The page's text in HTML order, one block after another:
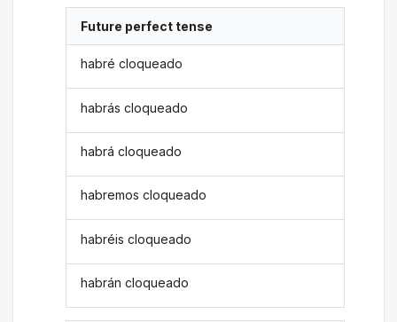
Future perfect tense
habré cloqueado
habrás cloqueado
habrá cloqueado
habremos cloqueado
habréis cloqueado
habrán cloqueado